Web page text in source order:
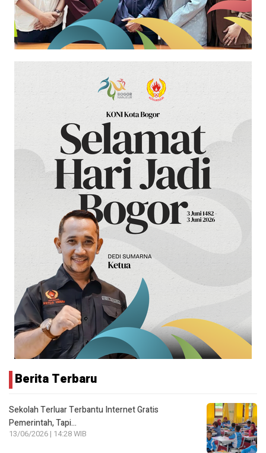
Berita Terbaru
Sekolah Terluar Terbantu Internet Gratis
Pemerintah, Tapi…
13/06/2026 | 14:28 WIB